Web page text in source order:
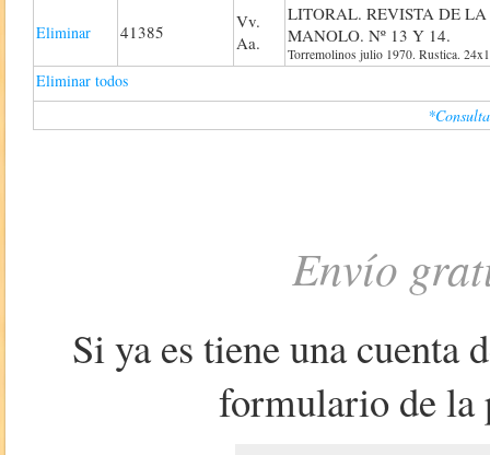
Eliminar 41385
Vv.
Aa.
LITORAL. REVISTA DE
MANOLO. Nº 13 Y 14.
Torremolinos julio 1970. Rustica.
Eliminar todos
Envío
Si ya es tiene una cuenta
formulario de la